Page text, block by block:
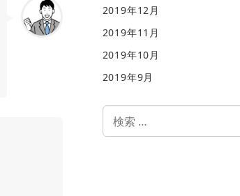
2019年12月
2019年11月
2019年10月
2019年9月
索